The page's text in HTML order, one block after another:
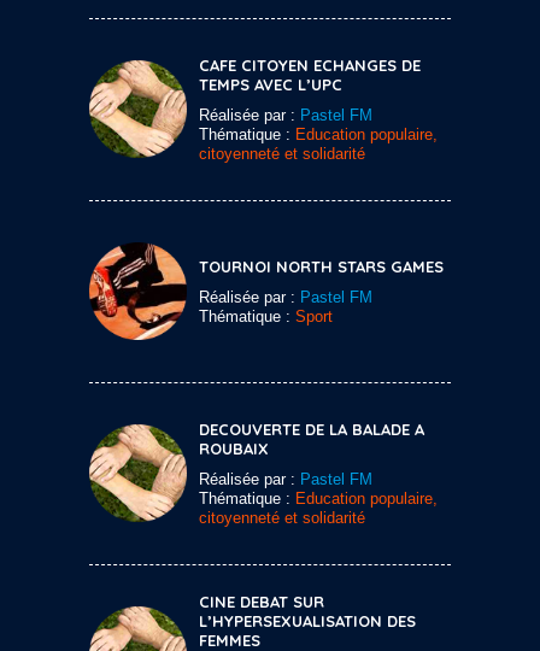
CAFE CITOYEN ECHANGES DE
TEMPS AVEC L’UPC
Réalisée par : Pastel FM
Thématique : Education populaire,
citoyenneté et solidarité
TOURNOI NORTH STARS GAMES
Réalisée par : Pastel FM
Thématique : Sport
DECOUVERTE DE LA BALADE A
ROUBAIX
Réalisée par : Pastel FM
Thématique : Education populaire,
citoyenneté et solidarité
CINE DEBAT SUR
L’HYPERSEXUALISATION DES
FEMMES